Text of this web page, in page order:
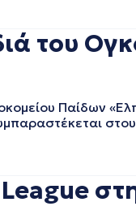
του
Παίδων